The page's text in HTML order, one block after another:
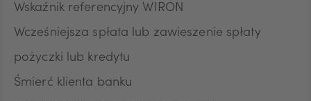
Wskaźnik referencyjny WIRON
Wcześniejsza spłata lub zawieszenie spłaty
pożyczki lub kredytu
Śmierć klienta banku